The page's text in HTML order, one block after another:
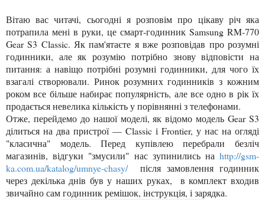
Вітаю вас читачі, сьогодні я розповім про цікаву річ яка
потрапила мені в руки, це смарт-годинник Samsung RM-770
Gear S3 Classic. Як пам'ятаєте я вже розповідав про розумні
годинники, але як розумію потрібно знову відповісти на
питання: а навіщо потрібні розумні годинники, для чого їх
взагалі створювали. Ринок розумних годинників з кожним
роком все більше набирає популярність, але все одно в рік їх
продається невелика кількість у порівнянні з телефонами.
Отже, перейдемо до нашої моделі, як відомо модель Gear S3
ділиться на два пристрої — Classic і Frontier, у нас на огляді
"класична" модель. Перед купівлею перебрали безліч
магазинів, відгуки "змусили" нас зупинились на http://gsm-
ka.com.ua/katalog/umnye-chasy/після замовлення годинник
через декілька днів був у наших руках, в комплект входив
звичайно сам годинник ремішок, інструкція, і зарядка.